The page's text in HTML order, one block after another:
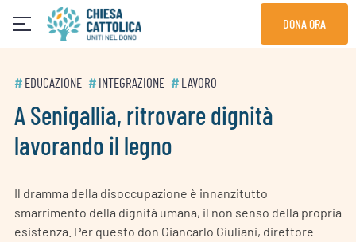
DONA ORA
# EDUCAZIONE # INTEGRAZIONE # LAVORO
A Senigallia, ritrovare dignità
lavorando il legno
Il dramma della disoccupazione è innanzitutto
smarrimento della dignità umana, il non senso della propria
esistenza. Per questo don Giancarlo Giuliani, direttore